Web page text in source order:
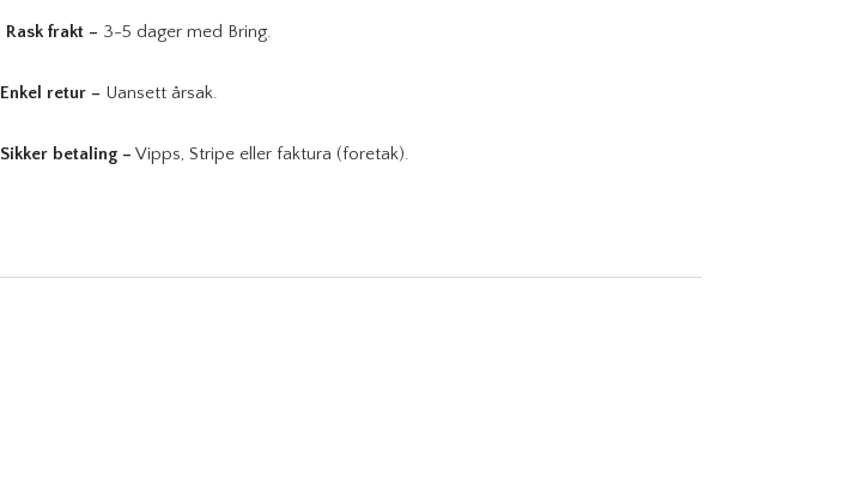
Rask frakt – 3-5 dager med Bring.
Enkel retur – Uansett årsak.
Sikker betaling – Vipps, Stripe eller faktura (foretak).